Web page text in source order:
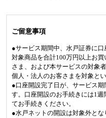
ご留意事項
●サービス期間中、水戸証券に
対象商品を合計100万円以上お
さま、および本サービスの対象
個人・法人のお客さまを対象とい
●口座開設完了日が、サービス
す。口座開設のお手続きには1
てお手続きください。
●水戸ネットの開設は対象外とな